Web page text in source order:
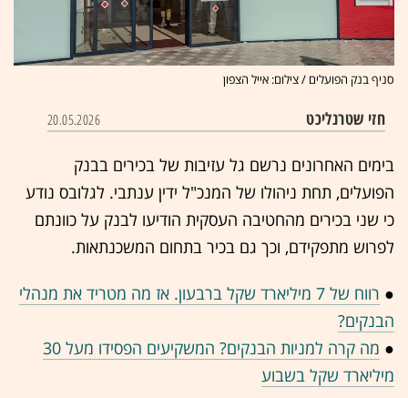
סניף בנק הפועלים / צילום: אייל הצפון
חזי שטרנליכט 20.05.2026
בימים האחרונים נרשם גל עזיבות של בכירים בבנק
הפועלים, תחת ניהולו של המנכ"ל ידין ענתבי. לגלובס נודע
כי שני בכירים מהחטיבה העסקית הודיעו לבנק על כוונתם
לפרוש מתפקידם, וכך גם בכיר בתחום המשכנתאות.
●
רווח של 7 מיליארד שקל ברבעון. אז מה מטריד את מנהלי
הבנקים?
●
מה קרה למניות הבנקים? המשקיעים הפסידו מעל 30
מיליארד שקל בשבוע